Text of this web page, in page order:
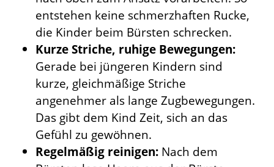
entstehen keine schmerzhaften Rucke,
die Kinder beim Bürsten schrecken.
Kurze Striche, ruhige Bewegungen:
Gerade bei jüngeren Kindern sind
kurze, gleichmäßige Striche
angenehmer als lange Zugbewegungen.
Das gibt dem Kind Zeit, sich an das
Gefühl zu gewöhnen.
Regelmäßig reinigen: Nach dem